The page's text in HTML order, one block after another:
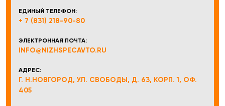
ЕДИНЫЙ ТЕЛЕФОН:
+ 7 (831) 218-90-80
ЭЛЕКТРОННАЯ ПОЧТА:
INFO@NIZHSPECAVTO.RU
АДРЕС:
Г. Н.НОВГОРОД, УЛ. СВОБОДЫ, Д. 63, КОРП. 1, ОФ.
405